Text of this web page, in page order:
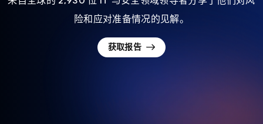
险和应对准备情况的见解。
获取报告